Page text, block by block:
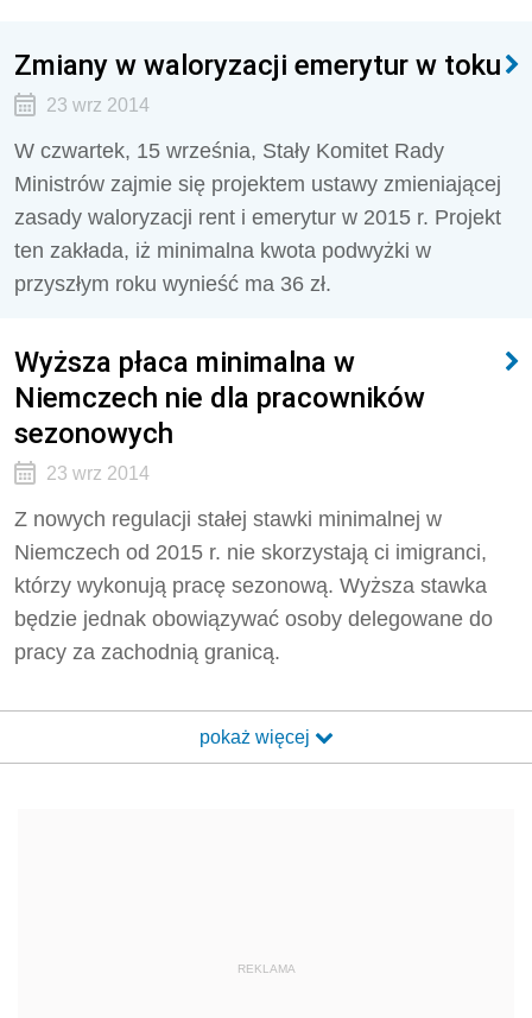
Zmiany w waloryzacji emerytur w toku
23 wrz 2014
W czwartek, 15 września, Stały Komitet Rady
Ministrów zajmie się projektem ustawy zmieniającej
zasady waloryzacji rent i emerytur w 2015 r. Projekt
ten zakłada, iż minimalna kwota podwyżki w
przyszłym roku wynieść ma 36 zł.
Wyższa płaca minimalna w
Niemczech nie dla pracowników
sezonowych
23 wrz 2014
Z nowych regulacji stałej stawki minimalnej w
Niemczech od 2015 r. nie skorzystają ci imigranci,
którzy wykonują pracę sezonową. Wyższa stawka
będzie jednak obowiązywać osoby delegowane do
pracy za zachodnią granicą.
pokaż więcej
REKLAMA